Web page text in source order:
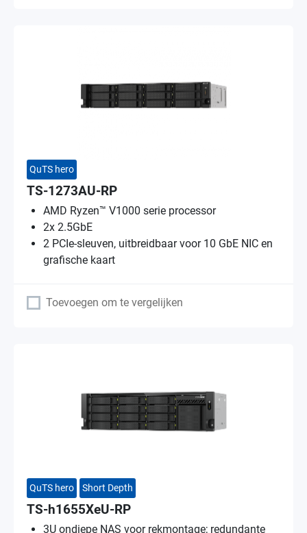
QuTS hero
TS-1273AU-RP
AMD Ryzen™ V1000 serie processor
2x 2.5GbE
2 PCIe-sleuven, uitbreidbaar voor 10 GbE NIC en
grafische kaart
Toevoegen om te vergelijken
QuTS hero Short Depth
TS-h1655XeU-RP
3U ondiepe NAS voor rekmontage; redundante